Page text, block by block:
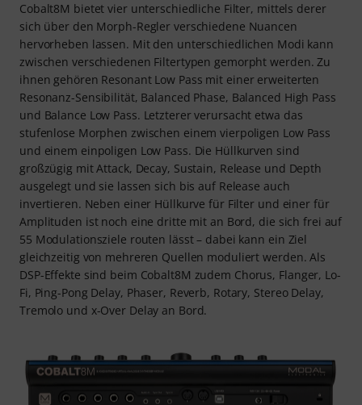
Cobalt8M bietet vier unterschiedliche Filter, mittels derer
sich über den Morph-Regler verschiedene Nuancen
hervorheben lassen. Mit den unterschiedlichen Modi kann
zwischen verschiedenen Filtertypen gemorpht werden. Zu
ihnen gehören Resonant Low Pass mit einer erweiterten
Resonanz-Sensibilität, Balanced Phase, Balanced High Pass
und Balance Low Pass. Letzterer verursacht etwa das
stufenlose Morphen zwischen einem vierpoligen Low Pass
und einem einpoligen Low Pass. Die Hüllkurven sind
großzügig mit Attack, Decay, Sustain, Release und Depth
ausgelegt und sie lassen sich bis auf Release auch
invertieren. Neben einer Hüllkurve für Filter und einer für
Amplituden ist noch eine dritte mit an Bord, die sich frei auf
55 Modulationsziele routen lässt – dabei kann ein Ziel
gleichzeitig von mehreren Quellen moduliert werden. Als
DSP-Effekte sind beim Cobalt8M zudem Chorus, Flanger, Lo-
Fi, Ping-Pong Delay, Phaser, Reverb, Rotary, Stereo Delay,
Tremolo und x-Over Delay an Bord.